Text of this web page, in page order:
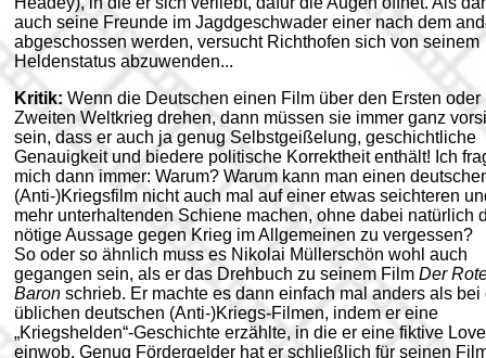
auch seine Freunde im Jagdgeschwader einer nach dem
abgeschossen werden, versucht Richthofen sich von seinem
Heldenstatus abzuwenden...
Kritik: Wenn die Deutschen einen Film über den Ersten oder
Zweiten Weltkrieg drehen, dann müssen sie immer ganz
sein, dass er auch ja genug Selbstgeißelung, geschichtliche
Genauigkeit und biedere politische Korrektheit enthält! Ich
mich dann immer: Warum? Warum kann man einen
(Anti-)Kriegsfilm nicht auch mal auf einer etwas seichteren
mehr unterhaltenden Schiene machen, ohne dabei natürlich
nötige Aussage gegen Krieg im Allgemeinen zu vergessen?
So oder so ähnlich muss es Nikolai Müllerschön wohl auch
gegangen sein, als er das Drehbuch zu seinem Film Der
Baron schrieb. Er machte es dann einfach mal anders als bei
üblichen deutschen (Anti-)Kriegs-Filmen, indem er eine
„Kriegshelden“-Geschichte erzählte, in die er eine fiktive
einwob. Genug Fördergelder hat er schließlich für seinen